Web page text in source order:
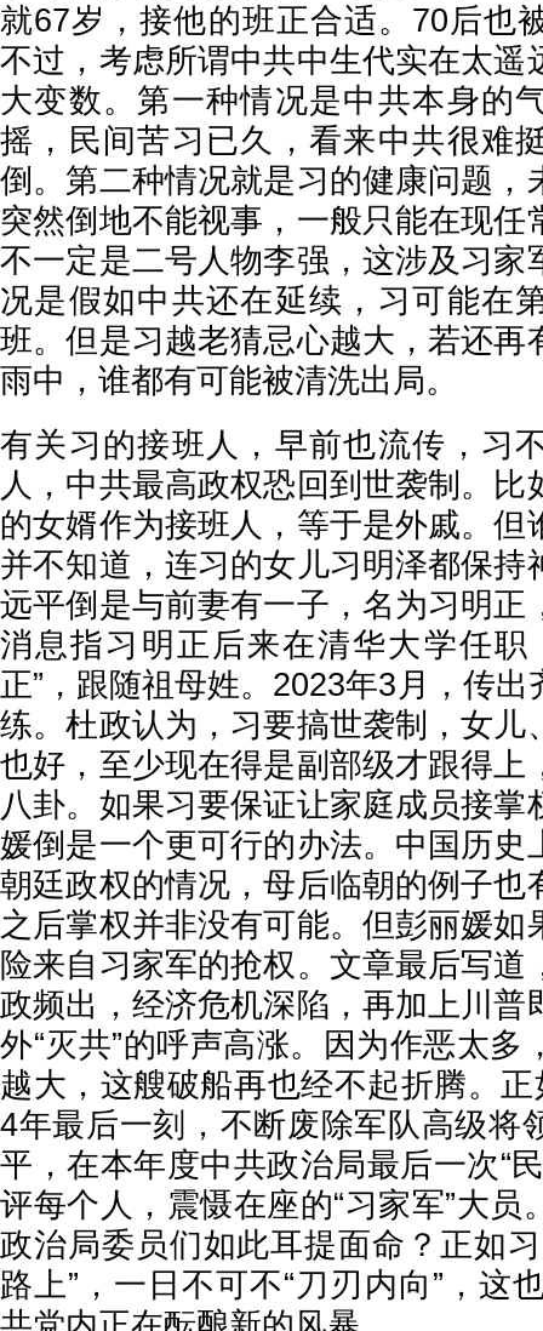
就67岁，接他的班正合适。70后也
不过，考虑所谓中共中生代实在太遥
大变数。第一种情况是中共本身的
摇，民间苦习已久，看来中共很难
倒。第二种情况就是习的健康问题，
突然倒地不能视事，一般只能在现任
不一定是二号人物李强，这涉及习家
况是假如中共还在延续，习可能在
班。但是习越老猜忌心越大，若还再
雨中，谁都有可能被清洗出局。
有关习的接班人，早前也流传，习
人，中共最高政权恐回到世袭制。比
的女婿作为接班人，等于是外戚。但
并不知道，连习的女儿习明泽都保持
远平倒是与前妻有一子，名为习明正
消息指习明正后来在清华大学任职
正”，跟随祖母姓。2023年3月，传
练。杜政认为，习要搞世袭制，女儿
也好，至少现在得是副部级才跟得上
八卦。如果习要保证让家庭成员接掌
媛倒是一个更可行的办法。中国历史
朝廷政权的情况，母后临朝的例子也
之后掌权并非没有可能。但彭丽媛如
险来自习家军的抢权。文章最后写道
政频出，经济危机深陷，再加上川普
外“灭共”的呼声高涨。因为作恶太多
越大，这艘破船再也经不起折腾。
4年最后一刻，不断废除军队高级将
平，在本年度中共政治局最后一次“
评每个人，震慑在座的“习家军”大员
政治局委员们如此耳提面命？正如
路上”，一日不可不“刀刃内向”，这